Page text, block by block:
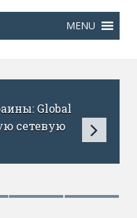
Global
сетевую